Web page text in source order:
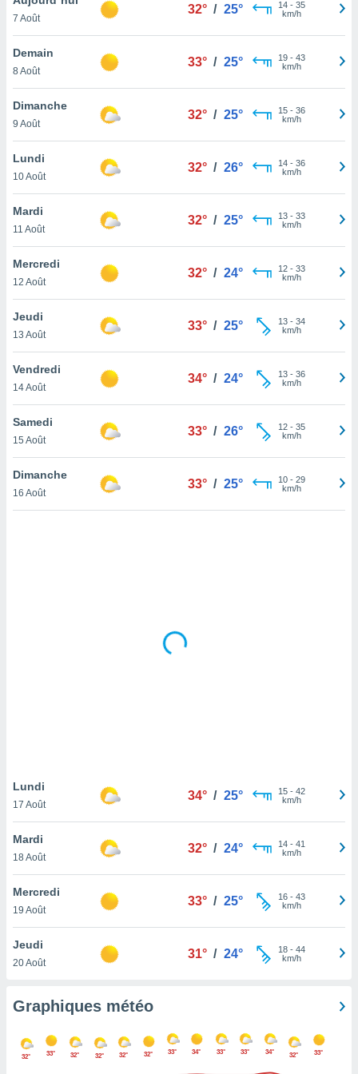
et
»,
au
vous
qu'ils
ou
le
ainsi
un
la
du
en
de
pas
de
à
cas,
que
sur le
ne
7 Août
32° / 25° 14- 35
km/h
Demain
8 Août
33° / 25° 19- 43
km/h
Dimanche
9 Août
32° / 25° 15- 36
km/h
Lundi
10 Août
32° / 26° 14- 36
km/h
Mardi
11 Août
32° / 25° 13- 33
km/h
Mercredi
12 Août
32° / 24° 12- 33
km/h
Jeudi
13 Août
33° / 25° 13- 34
km/h
Vendredi
14 Août
34° / 24° 13- 36
km/h
Samedi
15 Août
33° / 26° 12- 35
km/h
Dimanche
16 Août
33° / 25° 10- 29
km/h
Lundi
17 Août
34° / 25° 15- 42
km/h
Mardi
18 Août
32° / 24° 14- 41
km/h
Mercredi
19 Août
33° / 25° 16- 43
km/h
Jeudi
20 Août
31° / 24° 18- 44
km/h
Graphiques météo
32° 33° 32° 32° 32° 32° 33° 34° 33° 33° 34° 32° 33°